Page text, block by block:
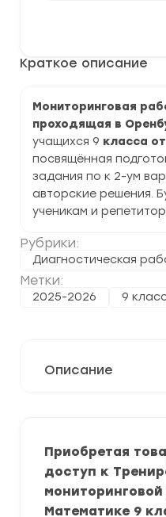
Краткое описание
Мониторинговая
проходящая в
учащихся 9 класса
посвящённая
задания по к 2-ум
авторские решения.
ученикам и
Рубрики:
Диагностическая
Метки:
2025-2026 9
по
класс
задания
и
ответы
Описание
Приобретая
доступ к
Математике 9